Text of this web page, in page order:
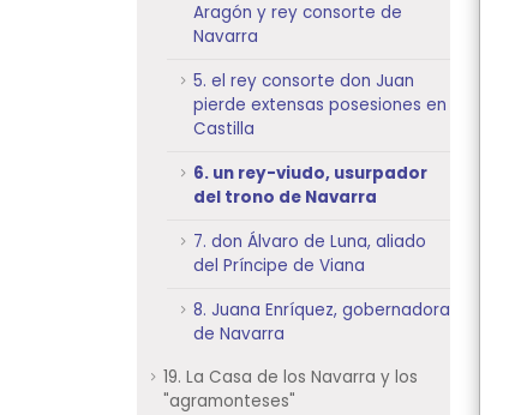
Aragón y rey consorte de
Navarra
5. el rey consorte don Juan
pierde extensas posesiones en
Castilla
6. un rey-viudo, usurpador
del trono de Navarra
7. don Álvaro de Luna, aliado
del Príncipe de Viana
8. Juana Enríquez, gobernadora
de Navarra
19. La Casa de los Navarra y los
"agramonteses"